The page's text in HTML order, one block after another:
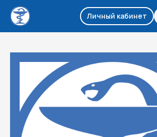
Личный кабинет